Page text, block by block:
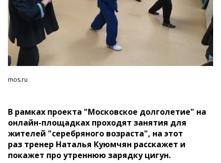
mos.ru
В рамках проекта "Московское долголетие" на
онлайн-площадках проходят занятия для
жителей "серебряного возраста", на этот
раз тренер Наталья Куюмчян расскажет и
покажет про утреннюю зарядку цигун.